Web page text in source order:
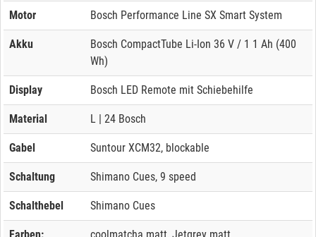
Motor Bosch Performance Line SX Smart System
Akku
Bosch CompactTube Li-Ion 36 V / 1 1 Ah (400
Wh)
Display Bosch LED Remote mit Schiebehilfe
Material L | 24 Bosch
Gabel Suntour XCM32, blockable
Schaltung Shimano Cues, 9 speed
Schalthebel Shimano Cues